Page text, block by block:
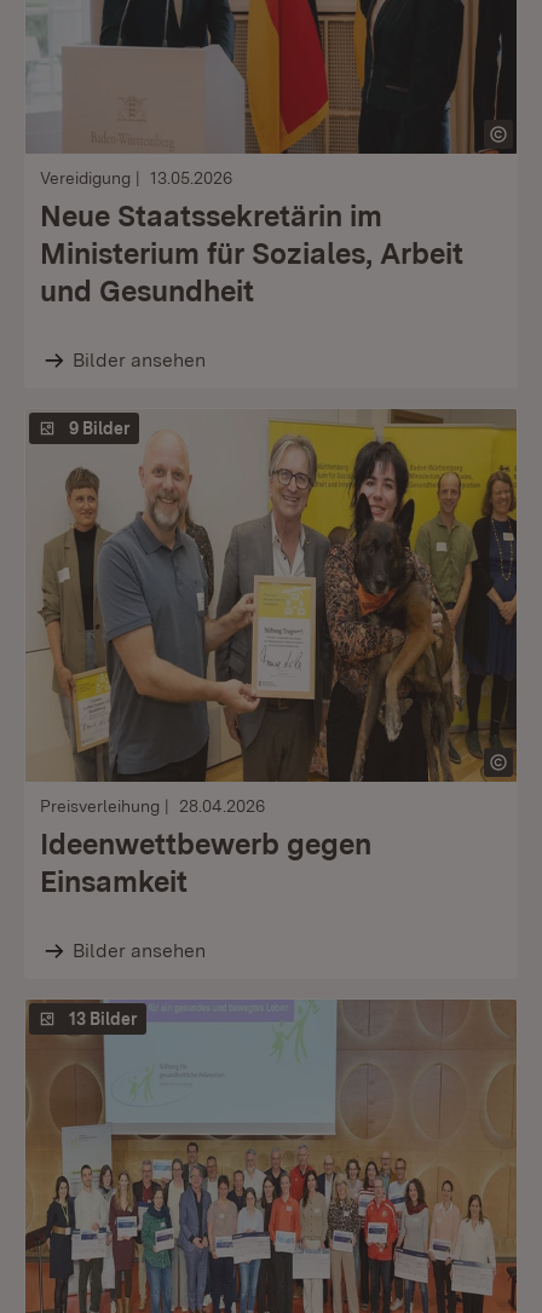
Vereidigung 13.05.2026
Neue Staatssekretärin im
Ministerium für Soziales, Arbeit
und Gesundheit
Bilder ansehen
9 Bilder
Preisverleihung 28.04.2026
Ideenwettbewerb gegen
Einsamkeit
Bilder ansehen
13 Bilder